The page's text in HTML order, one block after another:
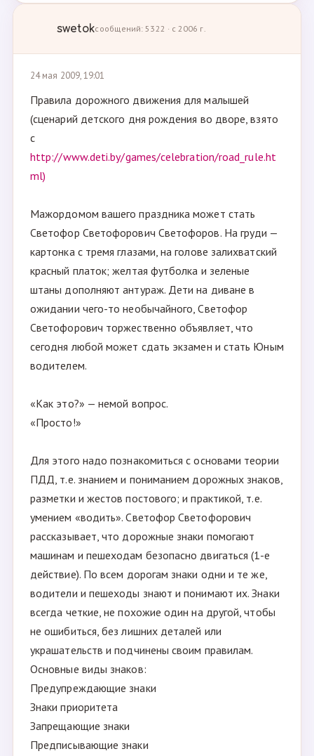
swetokсообщений: 5322 · с 2006 г.
24 мая 2009, 19:01
Правила дорожного движения для малышей
(сценарий детского дня рождения во дворе, взято
с
http://www.deti.by/games/celebration/road_rule.ht
ml)
Мажордомом вашего праздника может стать
Светофор Светофорович Светофоров. На груди —
картонка с тремя глазами, на голове залихватский
красный платок; желтая футболка и зеленые
штаны дополняют антураж. Дети на диване в
ожидании чего-то необычайного, Светофор
Светофорович торжественно объявляет, что
сегодня любой может сдать экзамен и стать Юным
водителем.
«Как это?» — немой вопрос.
«Просто!»
Для этого надо познакомиться с основами теории
ПДД, т.е. знанием и пониманием дорожных знаков,
разметки и жестов постового; и практикой, т.е.
умением «водить». Светофор Светофорович
рассказывает, что дорожные знаки помогают
машинам и пешеходам безопасно двигаться (1-е
действие). По всем дорогам знаки одни и те же,
водители и пешеходы знают и понимают их. Знаки
всегда четкие, не похожие один на другой, чтобы
не ошибиться, без лишних деталей или
украшательств и подчинены своим правилам.
Основные виды знаков:
Предупреждающие знаки
Знаки приоритета
Запрещающие знаки
Предписывающие знаки